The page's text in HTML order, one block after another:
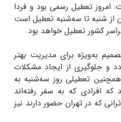
امروز تعطیل رسمی بود و فردا
از شنبه تا سه‌شنبه تعطیل است
کشور تعطیل خواهد بود.
به‌ویژه برای مدیریت بهتر
و جلوگیری از ایجاد مشکلات
تعطیلی روز سه‌شنبه به
افرادی که به سفر رفته‌اند
که در تهران حضور دارند نیز